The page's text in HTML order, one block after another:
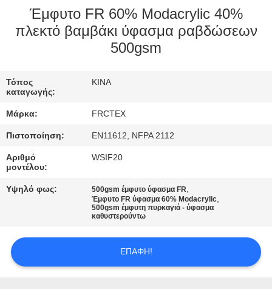
ΠΟΙΟΤΙΚΌΣ
ΜΑΣ
ΕΛΆΤΕ
ΕΠΑΦΉ
ΜΕ
ΑΠΌΣΠΑΣΜΑ
Έμφυτο FR 60% Modacrylic 40%
πλεκτό βαμβάκι ύφασμα ραβδώσεων
500gsm
Τόπος
καταγωγής:
ΚΙΝΑ
Μάρκα: FRCTEX
Πιστοποίηση: EN11612, NFPA 2112
Αριθμό
μοντέλου:
WSIF20
Υψηλό φως: 500gsm έμφυτο ύφασμα FR,
Έμφυτο FR ύφασμα 60% Modacrylic,
500gsm έμφυτη πυρκαγιά - ύφασμα
καθυστερούντω
ΕΠΑΦΉ!